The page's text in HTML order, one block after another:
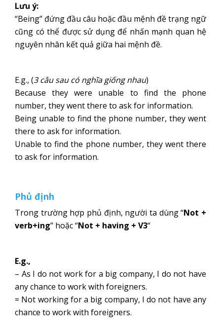
Lưu ý:
“Being” đứng đầu câu hoặc đầu mệnh đề trạng ngữ
cũng có thể được sử dụng để nhấn mạnh quan hệ
nguyên nhân kết quả giữa hai mệnh đề.
E.g., (3 câu sau có nghĩa giống nhau)
Because they were unable to find the phone
number, they went there to ask for information.
Being unable to find the phone number, they went
there to ask for information.
Unable to find the phone number, they went there
to ask for information.
Phủ định
Trong trường hợp phủ định, người ta dùng “Not +
verb+ing” hoặc “Not + having + V3“
E.g.,
– As I do not work for a big company, I do not have
any chance to work with foreigners.
= Not working for a big company, I do not have any
chance to work with foreigners.